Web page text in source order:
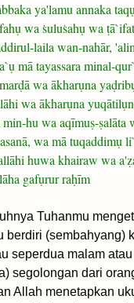
ya'lamu annaka
wa ṡuluṡahụ wa
laila wan-nahār,
mā tayassara minal-
wa ākharụna
wa ākharụna
min-hu wa aqīmuṣ-ṣalāta
wa mā tuqaddimụ
huwa khairaw wa
gafụrur raḥīm
Tuhanmu
berdiri (sembahyang)
seperdua malam
segolongan dari
Allah menetapkan